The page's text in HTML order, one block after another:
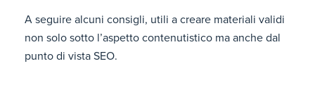
A seguire alcuni consigli, utili a creare materiali validi
non solo sotto l’aspetto contenutistico ma anche dal
punto di vista SEO.